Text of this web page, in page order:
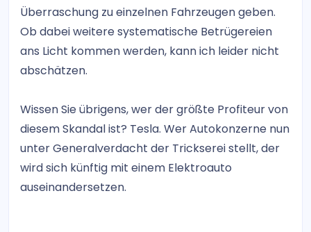
Überraschung zu einzelnen Fahrzeugen geben.
Ob dabei weitere systematische Betrügereien
ans Licht kommen werden, kann ich leider nicht
abschätzen.
Wissen Sie übrigens, wer der größte Profiteur von
diesem Skandal ist? Tesla. Wer Autokonzerne nun
unter Generalverdacht der Trickserei stellt, der
wird sich künftig mit einem Elektroauto
auseinandersetzen.